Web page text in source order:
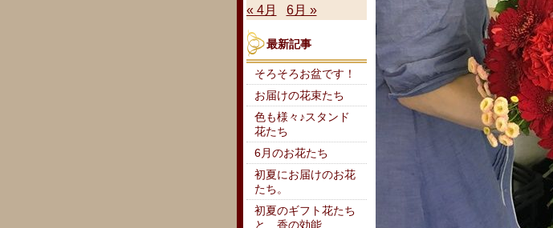
« 4月 6月 »
最新記事
そろそろお盆です！
お届けの花束たち
色も様々♪スタンド
花たち
6月のお花たち
初夏にお届けのお花
たち。
初夏のギフト花たち
と 香の効能